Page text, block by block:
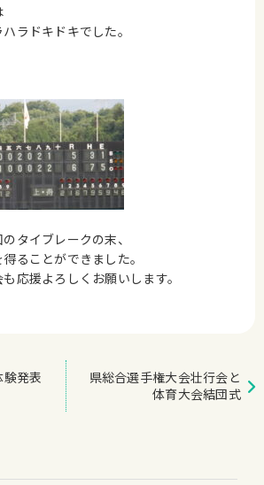
ラドキドキでした。
タイブレークの末、
ることができました。
応援よろしくお願いします。
発表
県総合選手権大会壮行会と
体育大会結団式